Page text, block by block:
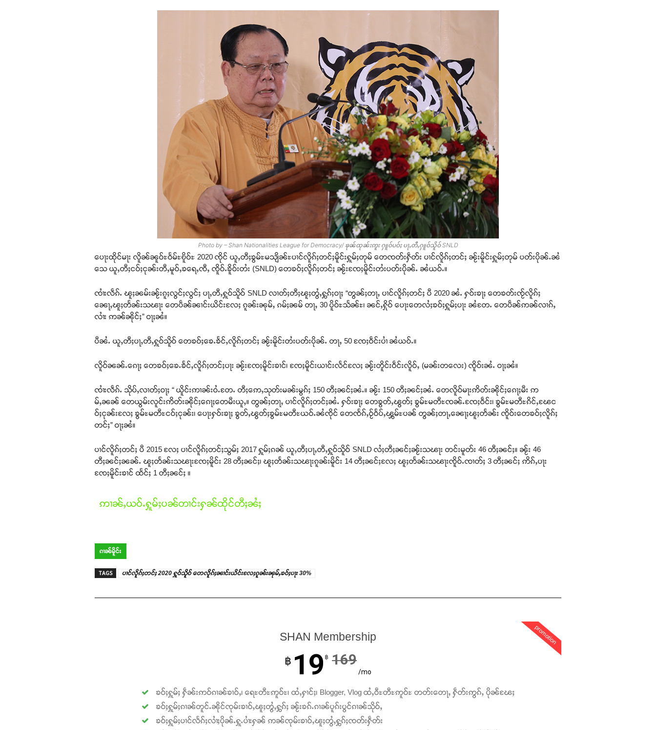
Photo by – Shan Nationalities League for Democracy/ ၶုၼ်ထုၼ်းဢူး ႁူဝ်ပဝ်ႈ ပႃႇတီႇႁူဝ်သိူဝ် SNLD
ပေႃးထိုင်မႃး လိူၼ်ၼူဝ်ႊဝႅမ်ႊၿိူဝ်ႊ 2020 ၸိုင် ယူႇတီႈၶွမ်ႊမသျိၼ်ႊပၢင်လိူၵ်ႈတင်ႈမိူင်းႁူမ်ႈတုမ် တေၸတ်းႁဵတ်း ပၢင်လိူၵ်ႈတင်ႈ ၼႂ်းမိူင်းႁူမ်ႈတုမ် ပတ်းပိုၼ်ႉၼႆ
သေ ယူႇတီႈငဝ်ႈငုၼ်းတီႇမူဝ်ႇၶရေႇၸီႇ ၸိူဝ်ႉၶိူဝ်းတႆး (SNLD) တေၶဝ်ႈလိူၵ်ႈတင်ႈ ၼႂ်းၸႄႈမိူင်းတႆးပတ်းပိုၼ်ႉ ၼႆယဝ်ႉ။
ၸၢႆးလဵၵ်ႉ ၽူႈၼမ်းၼႂ်းၵူႈလွင်ႈလွင်ႈ ပႃႇတီႇႁူဝ်သိူဝ် SNLD လၢတ်ႈတီႈၽူႈတွႆႇႁွၵ်ႈဝႃႈ “တွၼ်ႈတႃႇ ပၢင်လိူၵ်ႈတင်ႈ ပီ 2020 ၼႆႉ ႁဝ်းၶႃႈ တေၶတ်းၸႂ်လိူၵ်ႈ
ၼေႃႇၽူႈတႅၼ်းသၽႃး တေပဵၼ်ၼၢင်းယိင်းလႄႈ ၵူၼ်းၼုမ်ႇ ၵမ်ႈၼမ် တႃႇ 30 ပိူဝ်ႊသႅၼ်ႊ၊ ၼင်ႇႁိုဝ် ပေႃးတေလႆႈၶဝ်ႈႁူမ်ႈပႃး ၼႆတႄႉ တေပဵၼ်ဢၼ်လၢၵ်ႇ
လၢႆး ဢၼ်ၼိုင်ႈ” ဝႃႈၼႆ။
ပီၼႆႉ ယူႇတီႈပႃႇတီႇႁူဝ်သိူဝ် တေၶဝ်ႈၶေႉၶႅင်ႇလိူၵ်ႈတင်ႈ ၼႂ်းမိူင်းတႆးပတ်းပိုၼ်ႉ တႃႇ 50 ၸႄႈဝဵင်းပၢႆ ၼႆယဝ်ႉ။
လိူဝ်ၼၼ်ႉၵေႃႈ တေၶဝ်ႈၶေႉၶႅင်ႇလိူၵ်ႈတင်ႈပႃး ၼႂ်းၸႄႈမိူင်းၶၢင်၊ ၸႄႈမိူင်းယၢင်းလႅင်လႄႈ ၼႂ်းတိူင်းဝဵင်းလိူဝ်ႇ (မၼ်းတလေး) ၸိူဝ်းၼႆႉ ဝႃႈၼႆ။
ၸၢႆးလဵၵ်ႉ သိုပ်ႇလၢတ်ႈဝႃႈ “ ယိူင်းဢၢၼ်းဝႆႉတႄႉ တီႈဢေႇသုတ်းမၼ်းမွၵ်ႈ 150 တီႈၼင်ႈၼႆႉ။ ၼႂ်း 150 တီႈၼင်ႈၼႆႉ တေလိူဝ်မႃးဢိတ်းၼိုင်ႈၵေႃႈမီး ဢ
မ်ႇၼၼ် တေယွမ်းလူင်းဢိတ်းၼိုင်ႈၵေႃႈတေမီးယူႇ။ တွၼ်ႈတႃႇ ပၢင်လိူၵ်ႈတင်ႈၼႆႉ ႁဝ်းၶႃႈ တေၶွတ်ႇၽွတ်ႈ ၶွမ်ႊမတီႊၸၼ်ႉၸႄႈဝဵင်း၊ ၶွမ်ႊမတီႊၵိင်ႇၽႄင
ဝ်ႈငုၼ်းလႄႈ ၶွမ်ႊမတီႊငဝ်ႈငုၼ်း၊ ပေႃးႁဝ်းၶႃႈ ၶွတ်ႇၽွတ်ႈၶွမ်ႊမတီႊယဝ်ႉၼႆၸိုင် တေၸႅၵ်ႇဝႂ်ဝႅပ်ႇၾွမ်ႊပၼ် တွၼ်ႈတႃႇၼေႃႈၽူႈတႅၼ်း ၸိူဝ်းတေၶဝ်ႈလိူၵ်ႈ
တင်ႈ” ဝႃႈၼႆ။
ပၢင်လိူၵ်ႈတင်ႈ ပီ 2015 လႄႈ ပၢင်လိူၵ်ႈတင်ႈသွမ်ႈ 2017 ႁူမ်ႈၵၼ် ယူႇတီႈပႃႇတီႇႁူဝ်သိူဝ် SNLD လႆႈတီႈၼင်ႈၼႂ်းသၽႃး တင်းမူတ်း 46 တီႈၼင်ႈ။ ၼႂ်း 46
တီႈၼင်ႈၼၼ်ႉ ၽူႈတႅၼ်းသၽႃးၸႄႈမိူင်း 28 တီႈၼင်ႈ၊ ၽူႈတႅၼ်းသၽႃးၵူၼ်းမိူင်း 14 တီႈၼင်ႈလႄႈ ၽူႈတႅၼ်းသၽႃးၸိူဝ်ႉၸၢတ်ႈ 3 တီႈၼင်ႈ ဢိၵ်ႇပႃး
ၸႄႈမိူင်းၶၢင် ထႅင်ႈ 1 တီႈၼင်ႈ ။
ဢၢၼ်ႇယဝ်ႉႁူမ်ႈပၼ်တၢင်းႁၼ်ထိုင်တီႈၼႆႈ
ၵၢၼ်မိူင်း
TAGS ပၢင်လိူၵ်ႈတင်ႈ 2020 ႁူဝ်သိူဝ် တေလိူၵ်ႈၼၢင်းယိင်းလႄႈၵူၼ်းၼုမ်ႇၶဝ်ႈပႃး 30%
promotion
SHAN Membership
฿ 19 ฿ 169
/mo
ၶဝ်ႈႁူမ်ႈ ႁဵၼ်းဢဝ်ၵၢၼ်ၶၢဝ်ႇ၊ ရေႊတီႊဢူဝ်ႊ၊ ထႆႇႁၢင်ႈ၊ Blogger, Vlog ထႆႇဝီႊတီႊဢူဝ်ႊ တတ်းတေႃႇ ႁဵတ်းဢွၵ်ႇ ပိုၼ်ၽႄႈ
ၶဝ်ႈႁူမ်ႈၵၢၼ်တူင်ႉၼိုင်ၸုမ်းၶၢဝ်ႇၽူႈတွႆႇႁွၵ်ႈ ၼႂ်းၶၵ်ႉၵၢၼ်ပူၵ်းပွင်ၵၢၼ်သိုဝ်ႇ
ၶဝ်ႈႁူမ်ႈပၢင်လႅၵ်ႈလၢႆႈပိုၼ်ႉႁူႉပၢႆးႁၼ် ဢၼ်ၸုမ်းၶၢဝ်ႇၽူႈတွႆႇႁွၵ်ႈၸတ်းႁဵတ်း